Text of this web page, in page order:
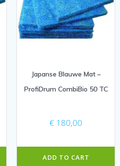
Japanse Blauwe Mat –
ProfiDrum CombiBio 50 TC
€ 180,00
ADD TO CART